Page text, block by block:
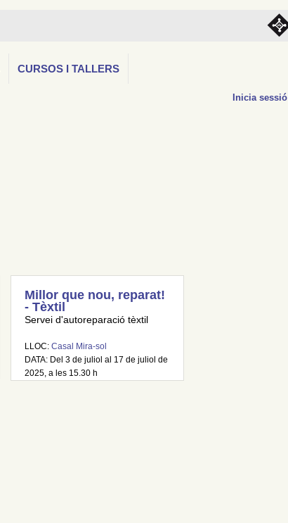
CURSOS I TALLERS
Inicia sessió
Millor que nou, reparat!
- Tèxtil
Servei d'autoreparació tèxtil
LLOC:Casal Mira-sol
DATA: Del 3 de juliol al 17 de juliol de
2025, a les 15.30 h